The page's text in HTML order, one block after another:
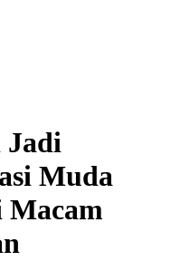
Jadi
Muda
Macam